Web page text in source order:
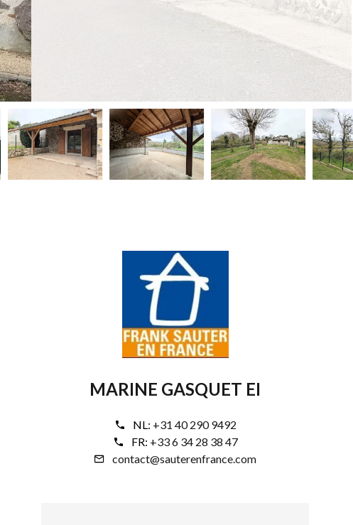
MARINE GASQUET EI
NL: +31 40 290 9492
FR: +33 6 34 28 38 47
contact@sauterenfrance.com